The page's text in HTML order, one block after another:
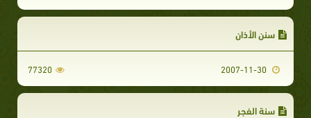
سنن الأذان
77320
سنة الفجر